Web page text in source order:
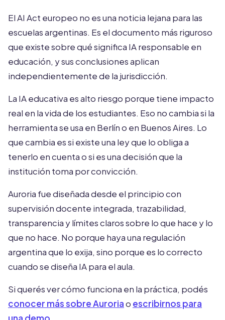
El AI Act europeo no es una noticia lejana para las
escuelas argentinas. Es el documento más riguroso
que existe sobre qué significa IA responsable en
educación, y sus conclusiones aplican
independientemente de la jurisdicción.
La IA educativa es alto riesgo porque tiene impacto
real en la vida de los estudiantes. Eso no cambia si la
herramienta se usa en Berlín o en Buenos Aires. Lo
que cambia es si existe una ley que lo obliga a
tenerlo en cuenta o si es una decisión que la
institución toma por convicción.
Auroria fue diseñada desde el principio con
supervisión docente integrada, trazabilidad,
transparencia y límites claros sobre lo que hace y lo
que no hace. No porque haya una regulación
argentina que lo exija, sino porque es lo correcto
cuando se diseña IA para el aula.
Si querés ver cómo funciona en la práctica, podés
conocer más sobre Auroriao escribirnos para